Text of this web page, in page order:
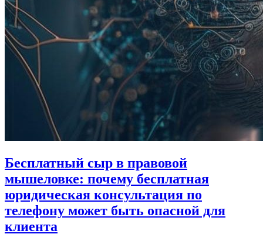
Бесплатный сыр в правовой
мышеловке: почему бесплатная
юридическая консультация по
телефону может быть опасной для
клиента